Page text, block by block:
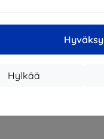
Hyväksy
Hylkää